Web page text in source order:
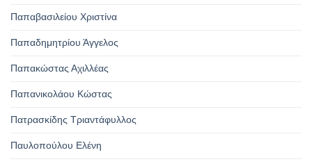
Παπαβασιλείου Χριστίνα
Παπαδημητρίου Άγγελος
Παπακώστας Αχιλλέας
Παπανικολάου Κώστας
Πατρασκίδης Τριαντάφυλλος
Παυλοπούλου Ελένη